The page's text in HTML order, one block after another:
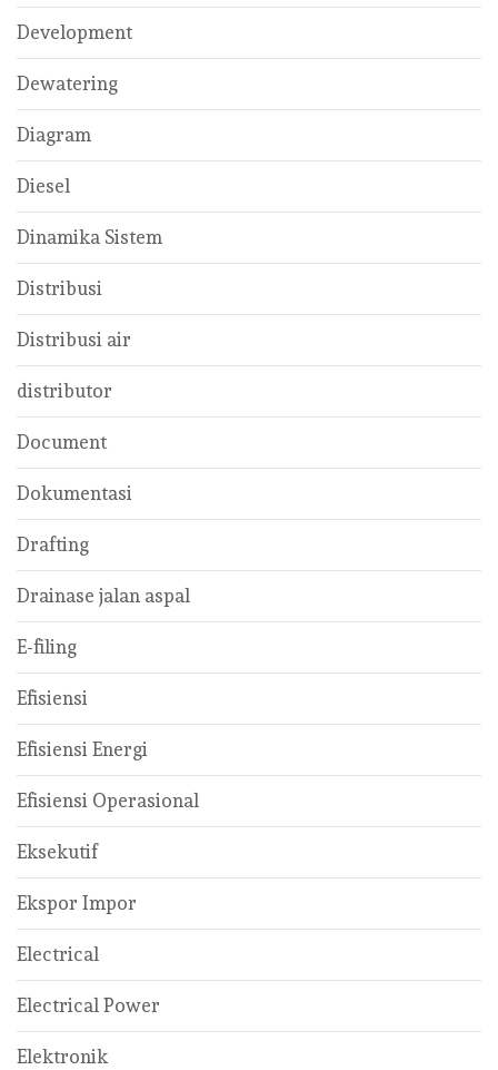
Development
Dewatering
Diagram
Diesel
Dinamika Sistem
Distribusi
Distribusi air
distributor
Document
Dokumentasi
Drafting
Drainase jalan aspal
E-filing
Efisiensi
Efisiensi Energi
Efisiensi Operasional
Eksekutif
Ekspor Impor
Electrical
Electrical Power
Elektronik